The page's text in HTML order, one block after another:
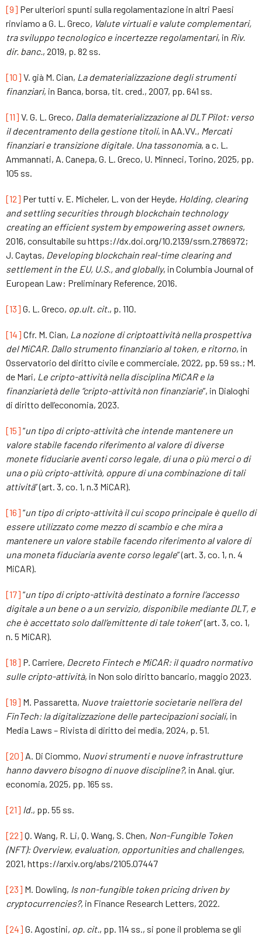
[9] Per ulteriori spunti sulla regolamentazione in altri Paesi
rinviamo a G. L. Greco, Valute virtuali e valute complementari,
tra sviluppo tecnologico e incertezze regolamentari, in Riv.
dir. banc., 2019, p. 82 ss.
[10] V. già M. Cian, La dematerializzazione degli strumenti
finanziari, in Banca, borsa, tit. cred., 2007, pp. 641 ss.
[11] V. G. L. Greco, Dalla dematerializzazione al DLT Pilot: verso
il decentramento della gestione titoli, in AA.VV., Mercati
finanziari e transizione digitale. Una tassonomia, a c. L.
Ammannati, A. Canepa, G. L. Greco, U. Minneci, Torino, 2025, pp.
105 ss.
[12] Per tutti v. E. Micheler, L. von der Heyde, Holding, clearing
and settling securities through blockchain technology
creating an efficient system by empowering asset owners,
2016, consultabile su https://dx.doi.org/10.2139/ssrn.2786972;
J. Caytas, Developing blockchain real-time clearing and
settlement in the EU, U.S., and globally, in Columbia Journal of
European Law: Preliminary Reference, 2016.
[13] G. L. Greco, op.ult. cit., p. 110.
[14] Cfr. M. Cian, La nozione di criptoattività nella prospettiva
del MiCAR. Dallo strumento finanziario al token, e ritorno, in
Osservatorio del diritto civile e commerciale, 2022, pp. 59 ss.; M.
de Mari, Le cripto-attività nella disciplina MiCAR e la
finanziarietà delle “cripto-attività non finanziarie”, in Dialoghi
di diritto dell’economia, 2023.
[15] “un tipo di cripto-attività che intende mantenere un
valore stabile facendo riferimento al valore di diverse
monete fiduciarie aventi corso legale, di una o più merci o di
una o più cripto-attività, oppure di una combinazione di tali
attività” (art. 3, co. 1, n.3 MiCAR).
[16] “un tipo di cripto-attività il cui scopo principale è quello di
essere utilizzato come mezzo di scambio e che mira a
mantenere un valore stabile facendo riferimento al valore di
una moneta fiduciaria avente corso legale” (art. 3, co. 1, n. 4
MiCAR).
[17] “un tipo di cripto-attività destinato a fornire l’accesso
digitale a un bene o a un servizio, disponibile mediante DLT, e
che è accettato solo dall’emittente di tale token” (art. 3, co. 1,
n. 5 MiCAR).
[18] P. Carriere, Decreto Fintech e MiCAR: il quadro normativo
sulle cripto-attività, in Non solo diritto bancario, maggio 2023.
[19] M. Passaretta, Nuove traiettorie societarie nell’era del
FinTech: la digitalizzazione delle partecipazioni sociali, in
Media Laws – Rivista di diritto dei media, 2024, p. 51.
[20] A. Di Ciommo, Nuovi strumenti e nuove infrastrutture
hanno davvero bisogno di nuove discipline?, in Anal. giur.
economia, 2025, pp. 165 ss.
[21] Id., pp. 55 ss.
[22] Q. Wang, R. Li, Q. Wang, S. Chen, Non-Fungible Token
(NFT): Overview, evaluation, opportunities and challenges,
2021, https://arxiv.org/abs/2105.07447
[23] M. Dowling, Is non-fungible token pricing driven by
cryptocurrencies?, in Finance Research Letters, 2022.
[24] G. Agostini, op. cit., pp. 114 ss., si pone il problema se gli